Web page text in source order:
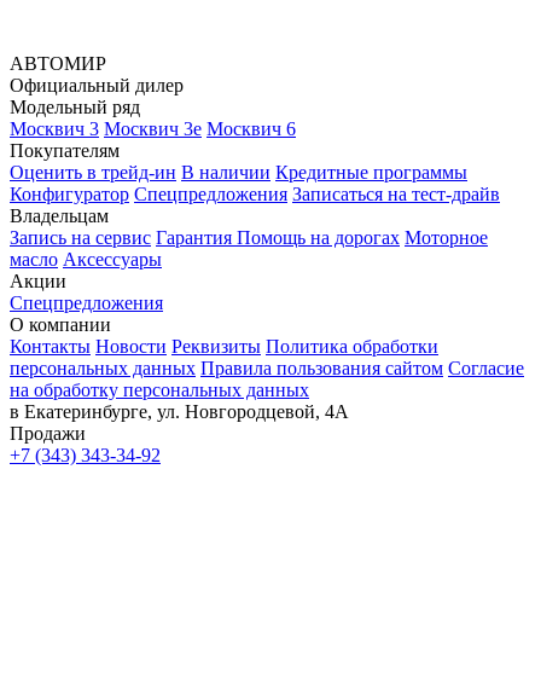
АВТОМИР
Официальный дилер
Модельный ряд
Москвич 3 Москвич 3е Москвич 6
Покупателям
Оценить в трейд-ин В наличии Кредитные программы
Конфигуратор Спецпредложения Записаться на тест-драйв
Владельцам
Запись на сервис Гарантия Помощь на дорогах Моторное
масло Аксессуары
Акции
Спецпредложения
О компании
Контакты Новости Реквизиты Политика обработки
персональных данных Правила пользования сайтом Согласие
на обработку персональных данных
в Екатеринбурге, ул. Новгородцевой, 4А
Продажи
+7 (343) 343-34-92